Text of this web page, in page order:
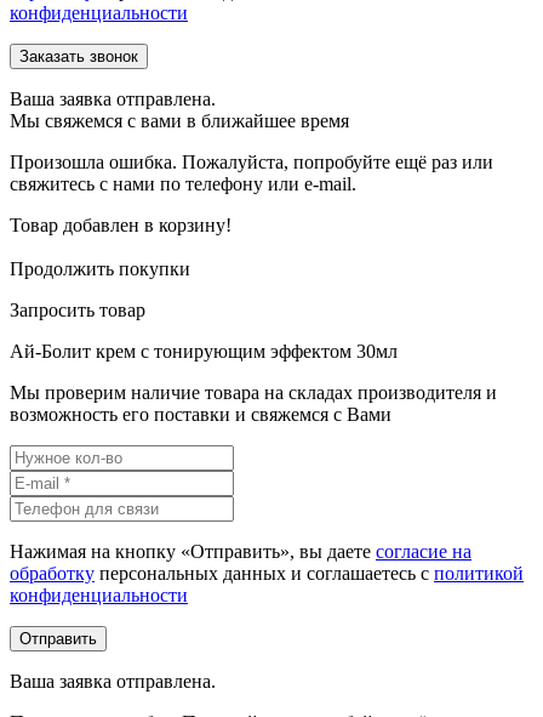
конфиденциальности
Ваша заявка отправлена.
Мы свяжемся с вами в ближайшее время
Произошла ошибка. Пожалуйста, попробуйте ещё раз или
свяжитесь с нами по телефону или e-mail.
Товар добавлен в корзину!
Продолжить покупки
Запросить товар
Ай-Болит крем с тонирующим эффектом 30мл
Мы проверим наличие товара на складах производителя и
возможность его поставки и свяжемся с Вами
Нажимая на кнопку «Отправить», вы даете согласие на
обработку персональных данных и соглашаетесь c политикой
конфиденциальности
Ваша заявка отправлена.